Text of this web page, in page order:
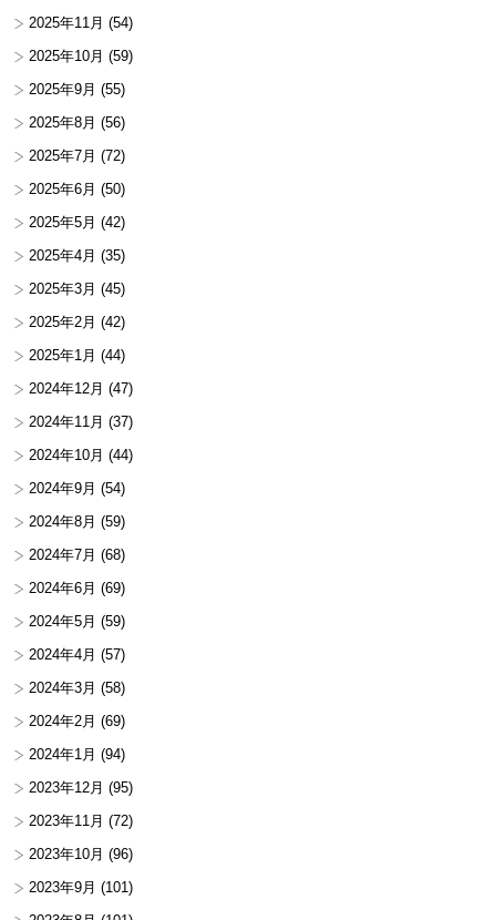
2025年11月 (54)
2025年10月 (59)
2025年9月 (55)
2025年8月 (56)
2025年7月 (72)
2025年6月 (50)
2025年5月 (42)
2025年4月 (35)
2025年3月 (45)
2025年2月 (42)
2025年1月 (44)
2024年12月 (47)
2024年11月 (37)
2024年10月 (44)
2024年9月 (54)
2024年8月 (59)
2024年7月 (68)
2024年6月 (69)
2024年5月 (59)
2024年4月 (57)
2024年3月 (58)
2024年2月 (69)
2024年1月 (94)
2023年12月 (95)
2023年11月 (72)
2023年10月 (96)
2023年9月 (101)